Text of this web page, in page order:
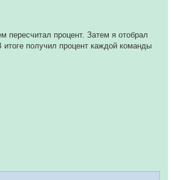
пересчитал процент. Затем я отобрал
получил процент каждой команды